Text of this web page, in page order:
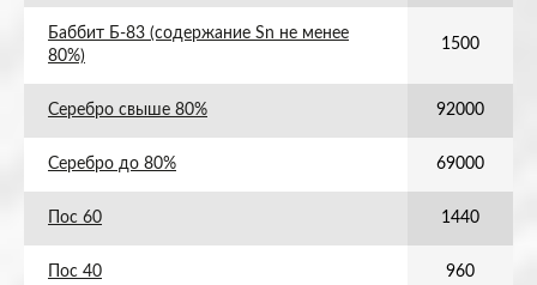
Баббит Б-83 (содержание Sn не менее
80%)
1500
Серебро свыше 80% 92000
Серебро до 80% 69000
Пос 60 1440
Пос 40 960